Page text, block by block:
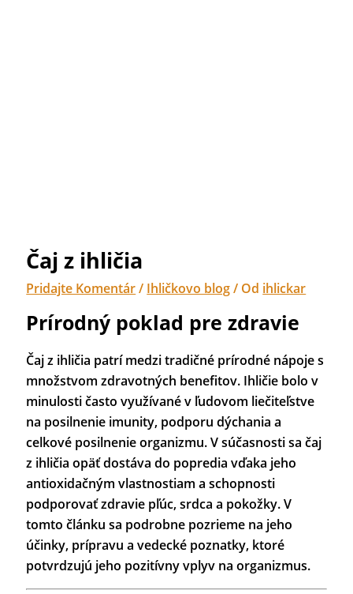
Čaj z ihličia
Pridajte Komentár/ Ihličkovo blog/ Od ihlickar
Prírodný poklad pre zdravie
Čaj z ihličia patrí medzi tradičné prírodné nápoje s
množstvom zdravotných benefitov. Ihličie bolo v
minulosti často využívané v ľudovom liečiteľstve
na posilnenie imunity, podporu dýchania a
celkové posilnenie organizmu. V súčasnosti sa čaj
z ihličia opäť dostáva do popredia vďaka jeho
antioxidačným vlastnostiam a schopnosti
podporovať zdravie pľúc, srdca a pokožky. V
tomto článku sa podrobne pozrieme na jeho
účinky, prípravu a vedecké poznatky, ktoré
potvrdzujú jeho pozitívny vplyv na organizmus.